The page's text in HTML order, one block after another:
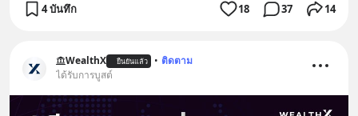
4 บันทึก 18 37 14
WealthX ยืนยันแล้ว • ติดตาม
ได้รับการบูสต์